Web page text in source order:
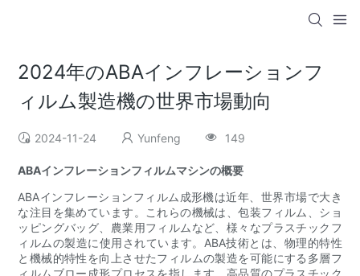
2024年のABAインフレーションフ
ィルム製造機の世界市場動向
2024-11-24 Yunfeng 149
ABAインフレーションフィルムマシンの概要
ABAインフレーションフィルム成形機は近年、世界市場で大き
な注目を集めています。これらの機械は、包装フィルム、ショ
ッピングバッグ、農業用フィルムなど、様々なプラスチックフ
ィルムの製造に使用されています。ABA技術とは、物理的特性
と機械的特性を向上させたフィルムの製造を可能にする多層フ